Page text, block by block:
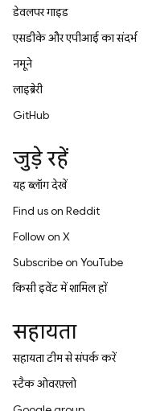
डेवलपर गाइड
एसडीके और एपीआई का संदर्भ
नमूने
लाइब्रेरी
GitHub
जुड़े रहें
यह ब्लॉग देखें
Find us on Reddit
Follow on X
Subscribe on YouTube
किसी इवेंट में शामिल हों
सहायता
सहायता टीम से संपर्क करें
स्टैक ओवरफ़्लो